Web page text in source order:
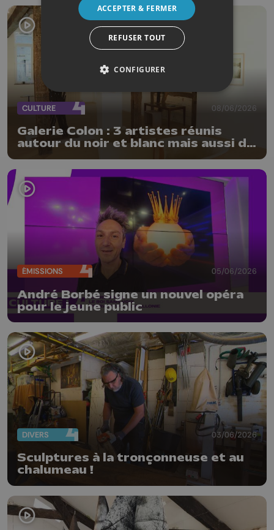
CULTURE 08/06/2026
Galerie Colon : 3 artistes réunis
autour du noir et blanc mais aussi de
ÉMISSIONS 05/06/2026
André Borbé signe un nouvel opéra
pour le jeune public
DIVERS 03/06/2026
Sculptures à la tronçonneuse et au
chalumeau !
ACCEPTER & FERMER
REFUSER TOUT
CONFIGURER